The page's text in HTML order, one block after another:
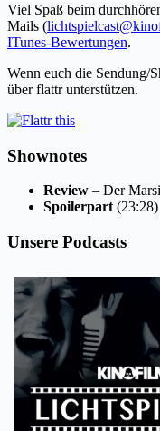
Viel Spaß beim
Mails (
ITunes-Bewertungen.
Wenn euch die Sendung/
über flattr unterstützen.
Shownotes
Review – Der
Spoilerpart (23:28)
Unsere Podcasts